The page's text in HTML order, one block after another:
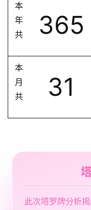
本
年
共
365
本
月
共
31
此次塔罗牌分析